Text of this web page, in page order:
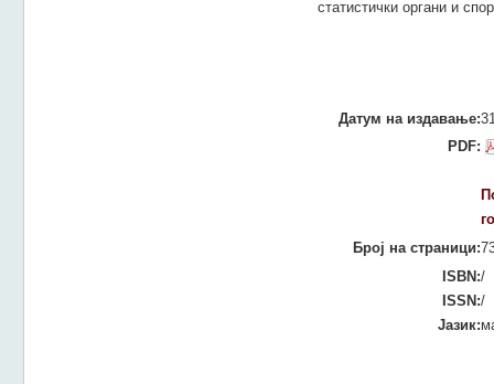
статистички органи и
Датум на издавање:
PDF:
Број на страници:
ISBN:/
ISSN:/
Јазик: